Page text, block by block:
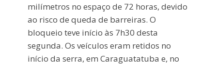
milímetros no espaço de 72 horas, devido
ao risco de queda de barreiras. O
bloqueio teve início às 7h30 desta
segunda. Os veículos eram retidos no
início da serra, em Caraguatatuba e, no